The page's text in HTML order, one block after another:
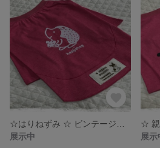
展示中
展示